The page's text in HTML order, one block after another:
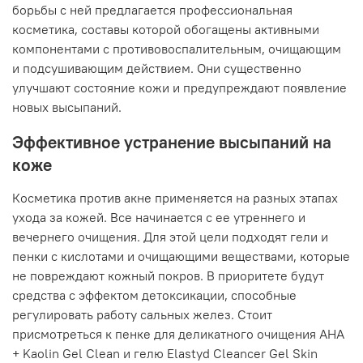
борьбы с ней предлагается профессиональная
косметика, составы которой обогащены активными
компонентами с противовоспалительным, очищающим
и подсушивающим действием. Они существенно
улучшают состояние кожи и предупреждают появление
новых высыпаний.
Эффективное устранение высыпаний на
коже
Косметика против акне применяется на разных этапах
ухода за кожей. Все начинается с ее утреннего и
вечернего очищения. Для этой цели подходят гели и
пенки с кислотами и очищающими веществами, которые
не повреждают кожный покров. В приоритете будут
средства с эффектом детоксикации, способные
регулировать работу сальных желез. Стоит
присмотреться к пенке для деликатного очищения AHA
+ Kaolin Gel Clean и гелю Elastyd Cleancer Gel Skin